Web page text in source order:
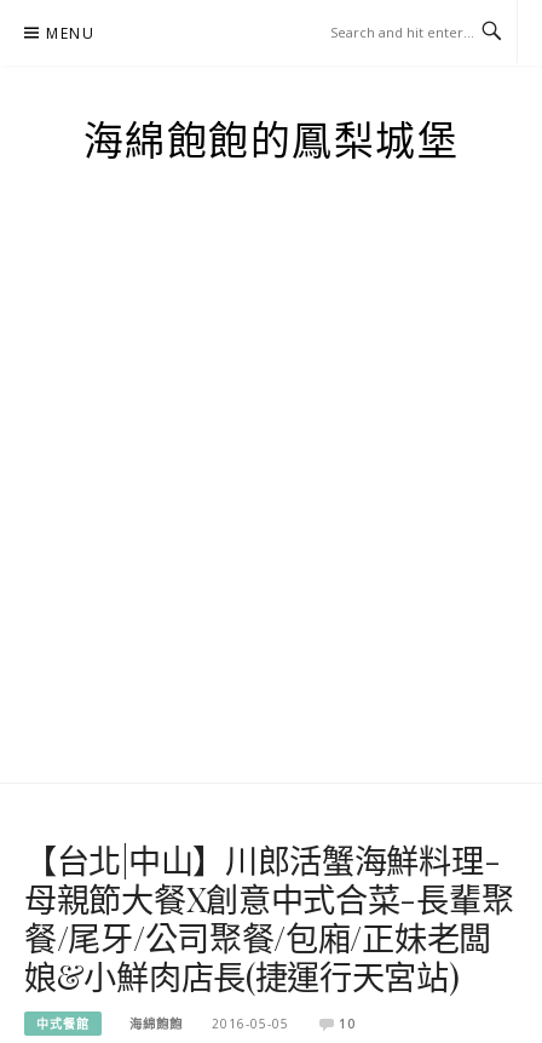
MENU
海綿飽飽的鳳梨城堡
【台北|中山】川郎活蟹海鮮料理-
母親節大餐X創意中式合菜-長輩聚
餐/尾牙/公司聚餐/包廂/正妹老闆
娘&小鮮肉店長(捷運行天宮站)
中式餐館 海綿飽飽 2016-05-05 10